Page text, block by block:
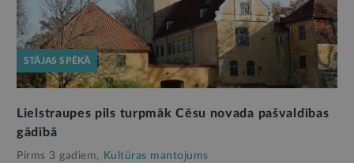
STĀJAS SPĒKĀ
Lielstraupes pils turpmāk Cēsu novada pašvaldības
gādībā
Pirms 3 gadiem, Kultūras mantojums